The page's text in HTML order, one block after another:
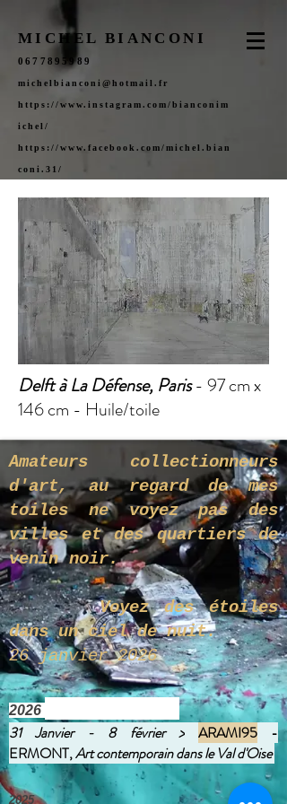
MICHEL BIANCONI
0677895989
michelbianconi@hotmail.fr
https://www.instagram.com/bianconim
ichel/
https://www.facebook.com/michel.bian
coni.31/
Delft à La Défense, Paris- 97 cm x
146 cm - Huile/toile
Amateurs collectionneurs
d'art, au regard de mes
toiles ne voyez pas des
villes et des quartiers de
venin noir.
Voyez des étoiles
dans un ciel de nuit.
26 janvier 2026
2026
31 Janvier - 8 février > ARAMI95-
ERMONT,Art contemporain dans le Val d'Oise
2025